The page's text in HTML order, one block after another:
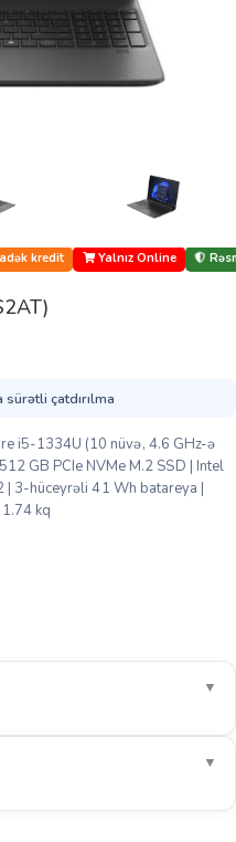
kredit Yalnız Online
çatdırılma
i5-1334U (10 nüvə, 4.6 GHz-ə
GB PCIe NVMe M.2 SSD | Intel
3-hüceyrəli 41 Wh batareya |
kq
▼
▼